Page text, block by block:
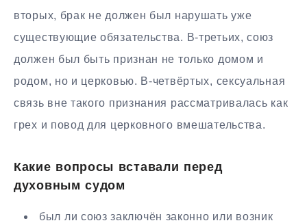
вторых, брак не должен был нарушать уже
существующие обязательства. В-третьих, союз
должен был быть признан не только домом и
родом, но и церковью. В-четвёртых, сексуальная
связь вне такого признания рассматривалась как
грех и повод для церковного вмешательства.
Какие вопросы вставали перед
духовным судом
был ли союз заключён законно или возник